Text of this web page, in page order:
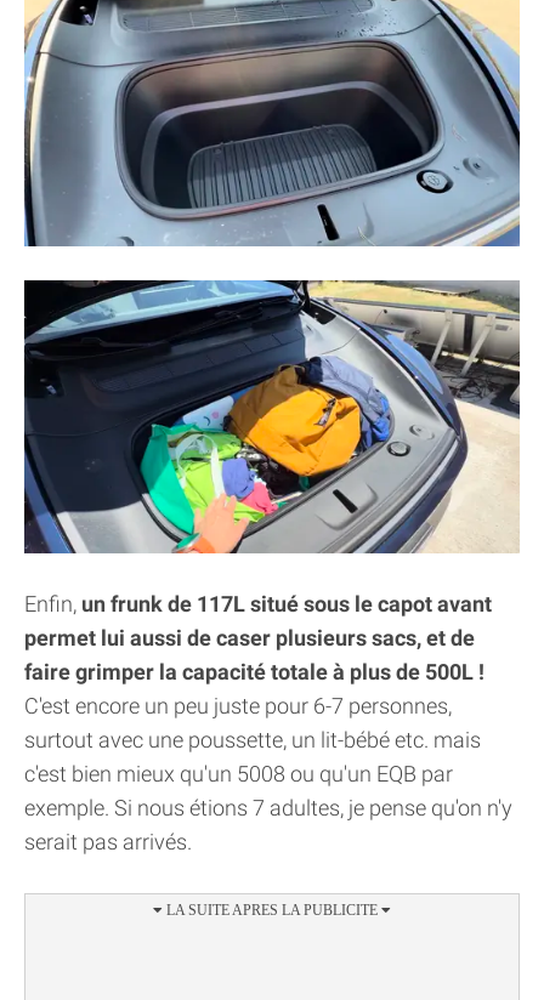
Enfin, un frunk de 117L situé sous le capot avant
permet lui aussi de caser plusieurs sacs, et de
faire grimper la capacité totale à plus de 500L !
C'est encore un peu juste pour 6-7 personnes,
surtout avec une poussette, un lit-bébé etc. mais
c'est bien mieux qu'un 5008 ou qu'un EQB par
exemple. Si nous étions 7 adultes, je pense qu'on n'y
serait pas arrivés.